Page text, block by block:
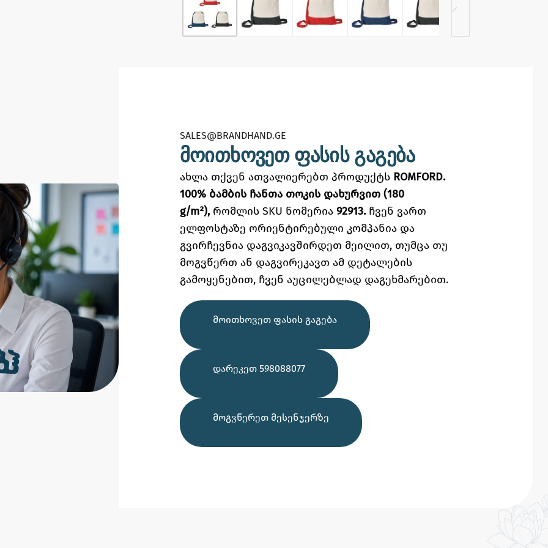
SALES@BRANDHAND.GE​
მოითხოვეთ ფასის გაგება
ახლა თქვენ ათვალიერებთ პროდუქტს ROMFORD.
100% ბამბის ჩანთა თოკის დახურვით (180
g/m²), რომლის SKU ნომერია 92913. ჩვენ ვართ
ელფოსტაზე ორიენტირებული კომპანია და
გვირჩევნია დაგვიკავშირდეთ მეილით, თუმცა თუ
მოგვწერთ ან დაგვირეკავთ ამ დეტალების
გამოყენებით, ჩვენ აუცილებლად დაგეხმარებით.
ᲛᲝᲘᲗᲮᲝᲕᲔᲗ ᲤᲐᲡᲘᲡ ᲒᲐᲒᲔᲑᲐ
ᲓᲐᲠᲔᲙᲔᲗ 598088077
ᲛᲝᲒᲕᲬᲔᲠᲔᲗ ᲛᲔᲡᲔᲜᲯᲔᲠᲖᲔ